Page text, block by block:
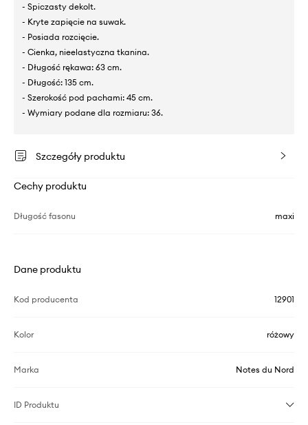
- Spiczasty dekolt.
- Kryte zapięcie na suwak.
- Posiada rozcięcie.
- Cienka, nieelastyczna tkanina.
- Długość rękawa: 63 cm.
- Długość: 135 cm.
- Szerokość pod pachami: 45 cm.
- Wymiary podane dla rozmiaru: 36.
Szczegóły produktu
Cechy produktu
Długość fasonu maxi
Dane produktu
Kod producenta 12901
Kolor różowy
Marka Notes du Nord
ID Produktu